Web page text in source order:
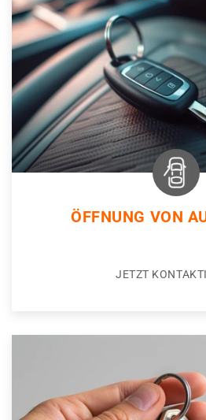
ÖFFNUNG VON
JETZT